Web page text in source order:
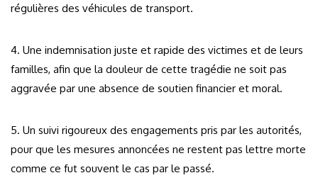
régulières des véhicules de transport.
4. Une indemnisation juste et rapide des victimes et de leurs
familles, afin que la douleur de cette tragédie ne soit pas
aggravée par une absence de soutien financier et moral.
5. Un suivi rigoureux des engagements pris par les autorités,
pour que les mesures annoncées ne restent pas lettre morte
comme ce fut souvent le cas par le passé.